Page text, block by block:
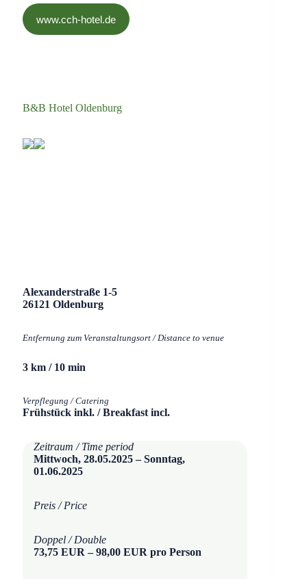
www.cch-hotel.de
B&B Hotel Oldenburg
Alexanderstraße 1-5
26121 Oldenburg
Entfernung zum Veranstaltungsort / Distance to venue
3 km / 10 min
Verpflegung / Catering
Frühstück inkl. / Breakfast incl.
Zeitraum / Time period
Mittwoch, 28.05.2025 – Sonntag,
01.06.2025
Preis / Price
Doppel / Double
73,75 EUR – 98,00 EUR pro Person